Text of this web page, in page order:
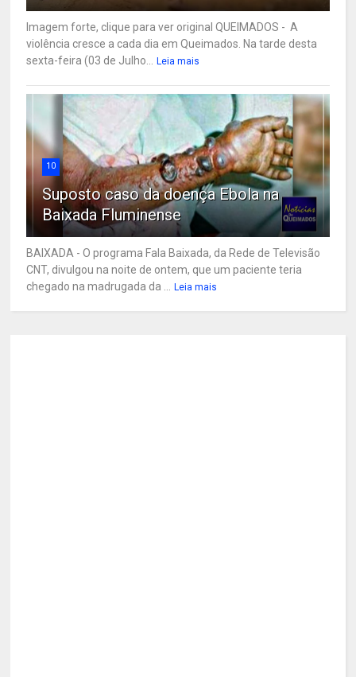
Imagem forte, clique para ver original QUEIMADOS - A
violência cresce a cada dia em Queimados. Na tarde desta
sexta-feira (03 de Julho... Leia mais
10
Suposto caso da doença Ebola na
Baixada Fluminense
BAIXADA - O programa Fala Baixada, da Rede de Televisão
CNT, divulgou na noite de ontem, que um paciente teria
chegado na madrugada da ... Leia mais